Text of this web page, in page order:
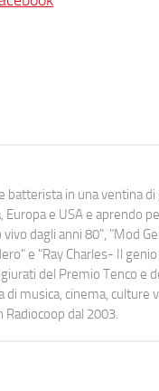
in una ventina
e USA e aprendo
dagli anni 80", "Mod
e "Ray Charles- Il
del Premio Tenco
musica, cinema,
dal 2003.